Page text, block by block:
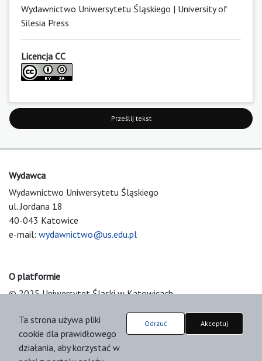
Wydawnictwo Uniwersytetu Śląskiego | University of
Silesia Press
Licencja CC
Prześlij tekst
Wydawca
Wydawnictwo Uniwersytetu Śląskiego
ul. Jordana 18
40-043 Katowice
e-mail: wydawnictwo@us.edu.pl
O platformie
© 2025 Uniwersytet Śląski w Katowicach
Platform & Workflow by OJS/PKP
Ta strona używa pliki
cookie dla prawidłowego
działania, aby korzystać w
Odrzuć Akceptuj